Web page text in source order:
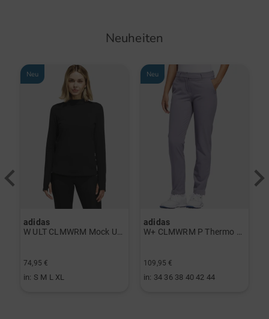
Neuheiten
Neu
adidas
74,95 €
in: S M L XL
Neu
adidas
109,95 €
in: 34 36 38 40 42 44